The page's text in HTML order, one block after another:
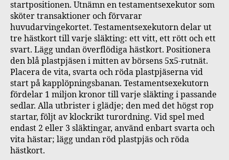
startpositionen. Utnämn en testamentsexekutor som
sköter transaktioner och förvarar
huvudarvingekortet. Testamentsexekutorn delar ut
tre hästkort till varje släkting: ett vitt, ett rött och ett
svart. Lägg undan överflödiga hästkort. Positionera
den blå plastpjäsen i mitten av börsens 5x5-rutnät.
Placera de vita, svarta och röda plastpjäserna vid
start på kapplöpningsbanan. Testamentsexekutorn
fördelar 1 miljon kronor till varje släkting i passande
sedlar. Alla utbrister i glädje; den med det högst rop
startar, följt av klockrikt turordning. Vid spel med
endast 2 eller 3 släktingar, använd enbart svarta och
vita hästar; lägg undan röd plastpjäs och röda
hästkort.